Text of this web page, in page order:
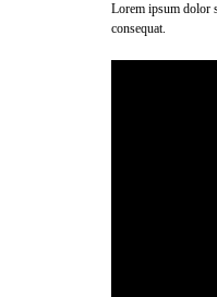
Lorem ipsum dolor
consequat.